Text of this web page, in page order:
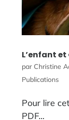
L’enfant et
par Christine
Publications
Pour lire
PDF...